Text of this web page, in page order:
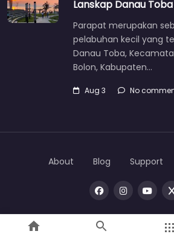
Lanskap Danau Toba
Parapat merupakan
pelabuhan kecil yang
Danau Toba,
Bolon, Kabupaten…
Aug 3 No
Copyright © 2026 | One
About Blog Support